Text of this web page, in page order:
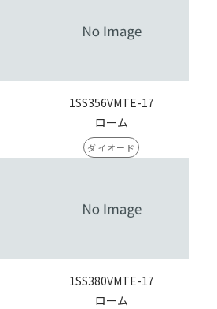
1SS356VMTE-17
ローム
ダイオード
1SS380VMTE-17
ローム